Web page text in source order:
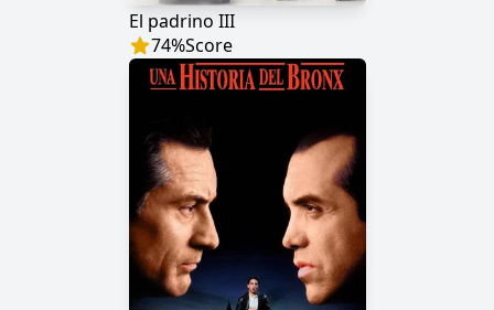
El padrino III
74%Score